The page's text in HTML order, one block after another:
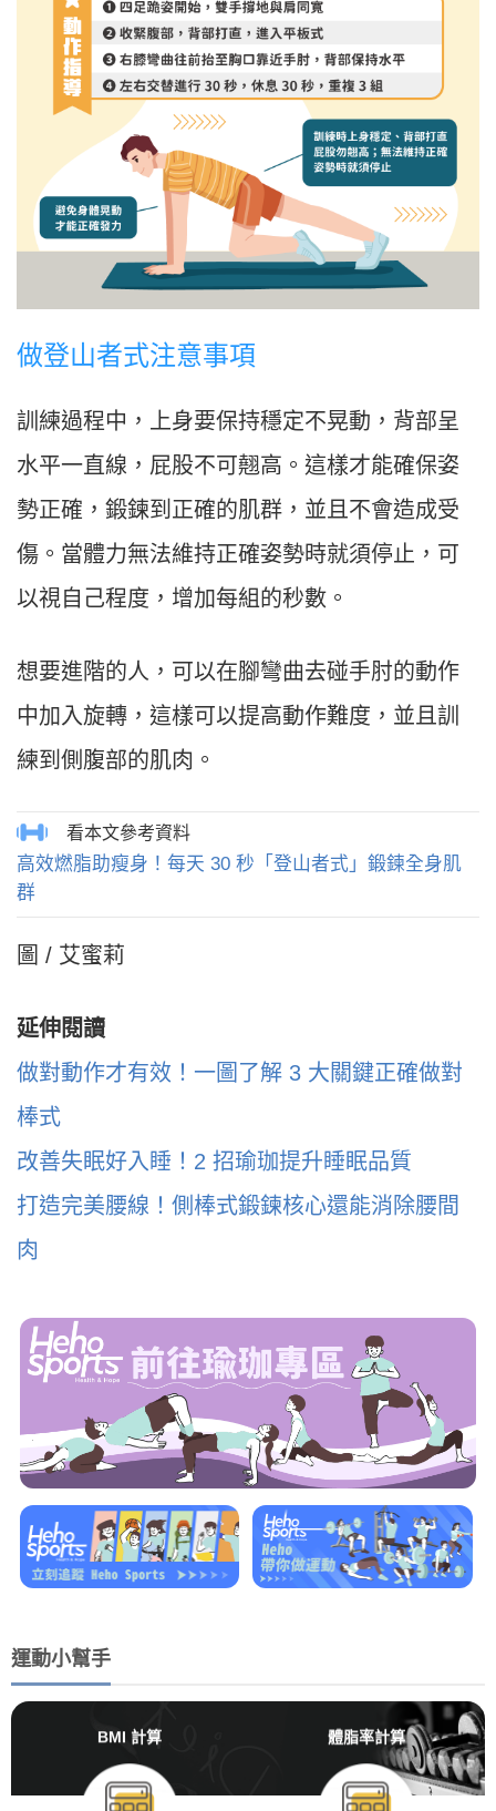
做登山者式注意事項
訓練過程中，上身要保持穩定不晃動，背部呈
水平一直線，屁股不可翹高。這樣才能確保姿
勢正確，鍛鍊到正確的肌群，並且不會造成受
傷。當體力無法維持正確姿勢時就須停止，可
以視自己程度，增加每組的秒數。
想要進階的人，可以在腳彎曲去碰手肘的動作
中加入旋轉，這樣可以提高動作難度，並且訓
練到側腹部的肌肉。
高效燃脂助瘦身！每天 30 秒「登山者式」鍛鍊全身肌
群
圖 / 艾蜜莉
延伸閱讀
做對動作才有效！一圖了解 3 大關鍵正確做對
棒式
改善失眠好入睡！2 招瑜珈提升睡眠品質
打造完美腰線！側棒式鍛鍊核心還能消除腰間
肉
運動小幫手
BMI 計算 體脂率計算